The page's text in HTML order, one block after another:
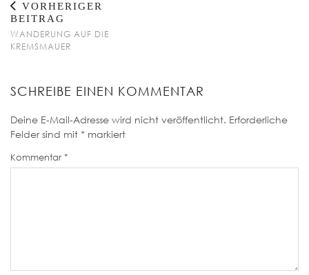
VORHERIGER
BEITRAG
WANDERUNG AUF DIE
KREMSMAUER
SCHREIBE EINEN KOMMENTAR
Deine E-Mail-Adresse wird nicht veröffentlicht. Erforderliche
Felder sind mit * markiert
Kommentar *